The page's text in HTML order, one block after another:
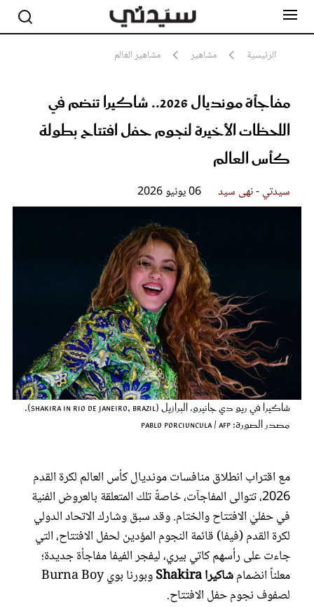
الرئيسية مشاهير مشاهير العالم
مفاجأة مونديال 2026.. شاكيرا تنضم في
اللحظات الأخيرة لنجوم حفل افتتاح بطولة
كأس العالم
سيدتي - نهى سيد 06 يونيو 2026
شاكيرا في ريو دي جانيرو، البرازيل (Shakira in Rio de Janeiro, Brazil).
مصدر الصورة: Pablo PORCIUNCULA / AFP
مع اقتراب انطلاق منافسات مونديال كأس العالم لكرة القدم
2026، تتوالى المفاجآت، خاصةً تلك المتعلقة بالعروض الفنية
في حفليْ الافتتاح والختام. وقد سبق وشارك الاتحاد الدولي
لكرة القدم (فيفا) قائمة النجوم المؤدين لحفل الافتتاح، التي
جاءت على رأسهم كاتي بيري، ليفجر الفيفا مفاجأة جديدة؛
معلناً انضمامشاكيرا Shakira
وبورنا بوي Burna Boy
لصفوف نجوم حفل الافتتاح.
مشاهير
جمال
صحة ورشاقة
سيدتي وطفلك
بلس+
عروس سيدتي
مجلة سيدتي
غلاف رفمي